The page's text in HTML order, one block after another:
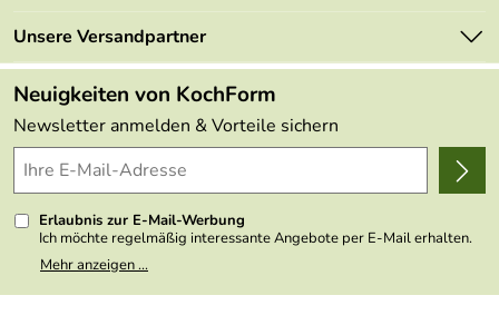
Retourenportal
FAQs
Lieferbedingungen
Delivery Terms
Kundenlogin
Angebote
Made in Germany
Themen
Wir über uns
Presse
Unsere Versandpartner
Neuigkeiten von KochForm
Newsletter anmelden & Vorteile sichern
Erlaubnis zur E-Mail-Werbung
Ich möchte regelmäßig interessante Angebote per E-Mail erhalten.
Meine E-Mail-Adresse wird nicht an andere Unternehmen
weitergegeben. Zu statistischen Zwecken wird in anonymer Form
Mehr anzeigen ...